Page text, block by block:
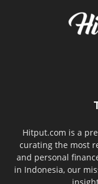
Hitput.com is a
curating the most
and personal
in Indonesia, our